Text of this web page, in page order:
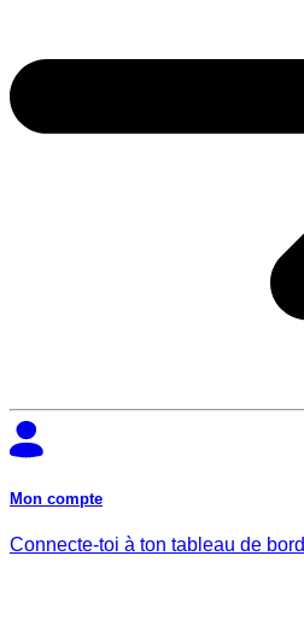
Mon compte
Connecte-toi à ton tableau de bord